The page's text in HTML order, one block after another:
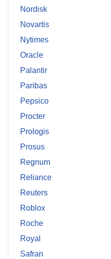
Nordisk
Novartis
Nytimes
Oracle
Palantir
Paribas
Pepsico
Procter
Prologis
Prosus
Regnum
Reliance
Reuters
Roblox
Roche
Royal
Safran